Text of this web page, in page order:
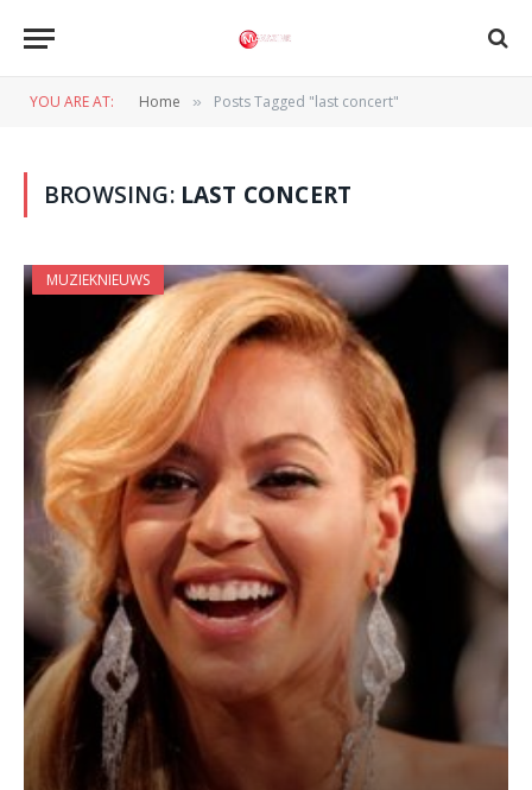
YOU ARE AT: Home » Posts Tagged "last concert"
BROWSING: LAST CONCERT
MUZIEKNIEUWS